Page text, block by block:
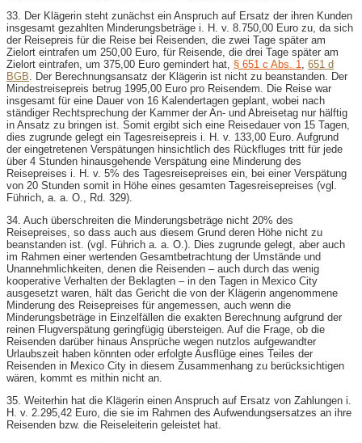
33. Der Klägerin steht zunächst ein Anspruch auf Ersatz der ihren Kunden
insgesamt gezahlten Minderungsbeträge i. H. v. 8.750,00 Euro zu, da sich
der Reisepreis für die Reise bei Reisenden, die zwei Tage später am
Zielort eintrafen um 250,00 Euro, für Reisende, die drei Tage später am
Zielort eintrafen, um 375,00 Euro gemindert hat, § 651 c Abs. 1
651 d
BGB . Der Berechnungsansatz der Klägerin ist nicht zu beanstanden. Der
Mindestreisepreis betrug 1995,00 Euro pro Reisendem. Die Reise war
insgesamt für eine Dauer von 16 Kalendertagen geplant, wobei nach
ständiger Rechtsprechung der Kammer der An- und Abreisetag nur hälftig
in Ansatz zu bringen ist. Somit ergibt sich eine Reisedauer von 15 Tagen,
dies zugrunde gelegt ein Tagesreisepreis i. H. v. 133,00 Euro. Aufgrund
der eingetretenen Verspätungen hinsichtlich des Rückfluges tritt für jede
über 4 Stunden hinausgehende Verspätung eine Minderung des
Reisepreises i. H. v. 5% des Tagesreisepreises ein, bei einer Verspätung
von 20 Stunden somit in Höhe eines gesamten Tagesreisepreises (vgl.
Führich, a. a. O., Rd. 329).
34. Auch überschreiten die Minderungsbeträge nicht 20% des
Reisepreises, so dass auch aus diesem Grund deren Höhe nicht zu
beanstanden ist. (vgl. Führich a. a. O.). Dies zugrunde gelegt, aber auch
im Rahmen einer wertenden Gesamtbetrachtung der Umstände und
Unannehmlichkeiten, denen die Reisenden – auch durch das wenig
kooperative Verhalten der Beklagten – in den Tagen in Mexico City
ausgesetzt waren, hält das Gericht die von der Klägerin angenommene
Minderung des Reisepreises für angemessen, auch wenn die
Minderungsbeträge in Einzelfällen die exakten Berechnung aufgrund der
reinen Flugverspätung geringfügig übersteigen. Auf die Frage, ob die
Reisenden darüber hinaus Ansprüche wegen nutzlos aufgewandter
Urlaubszeit haben könnten oder erfolgte Ausflüge eines Teiles der
Reisenden in Mexico City in diesem Zusammenhang zu berücksichtigen
wären, kommt es mithin nicht an.
35. Weiterhin hat die Klägerin einen Anspruch auf Ersatz von Zahlungen i.
H. v. 2.295,42 Euro, die sie im Rahmen des Aufwendungsersatzes an ihre
Reisenden bzw. die Reiseleiterin geleistet hat.